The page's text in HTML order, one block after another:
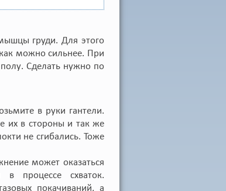
груди. Для этого
как можно сильнее. При
Сделать нужно по
в руки гантели.
их в стороны и так же
не сгибались. Тоже
может оказаться
процессе схваток.
покачиваний, а